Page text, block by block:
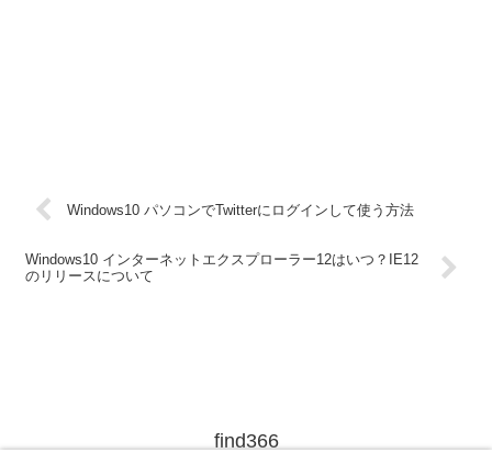
Windows10 パソコンでTwitterにログインして使う方法
Windows10 インターネットエクスプローラー12はいつ？IE12
のリリースについて
find366